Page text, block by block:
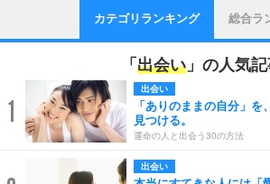
カテゴリランキング 総合ラ
「 出会い 」の人気
1
出会い
「ありのままの自分」
見つける。
運命の人と出会う30の方法
出会い